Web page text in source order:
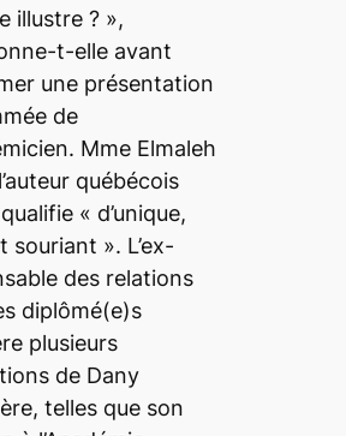
illustre ?»,
t-elle avant
une présentation
de
Mme Elmaleh
québécois
qualifie « d’unique,
souriant ». L’ex-
des relations
diplômé(e)s
plusieurs
de Dany
telles que son